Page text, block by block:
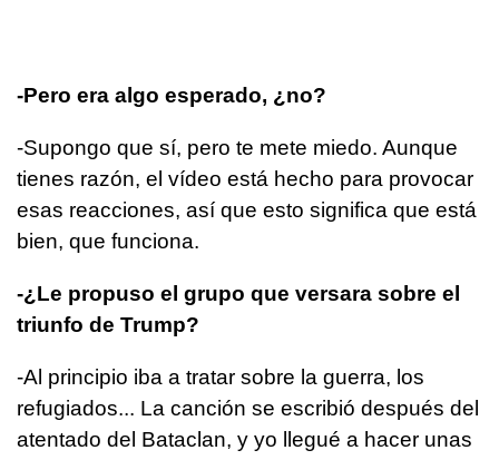
-Pero era algo esperado, ¿no?
-Supongo que sí, pero te mete miedo. Aunque
tienes razón, el vídeo está hecho para provocar
esas reacciones, así que esto significa que está
bien, que funciona.
-¿Le propuso el grupo que versara sobre el
triunfo de Trump?
-Al principio iba a tratar sobre la guerra, los
refugiados... La canción se escribió después del
atentado del Bataclan, y yo llegué a hacer unas